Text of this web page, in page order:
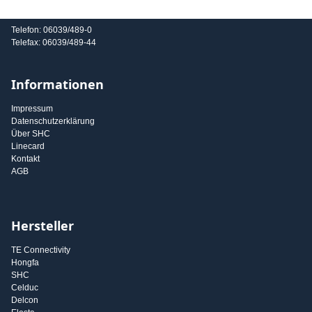
Telefon: 06039/489-0
Telefax: 06039/489-44
Informationen
Impressum
Datenschutzerklärung
Über SHC
Linecard
Kontakt
AGB
Hersteller
TE Connectivity
Hongfa
SHC
Celduc
Delcon